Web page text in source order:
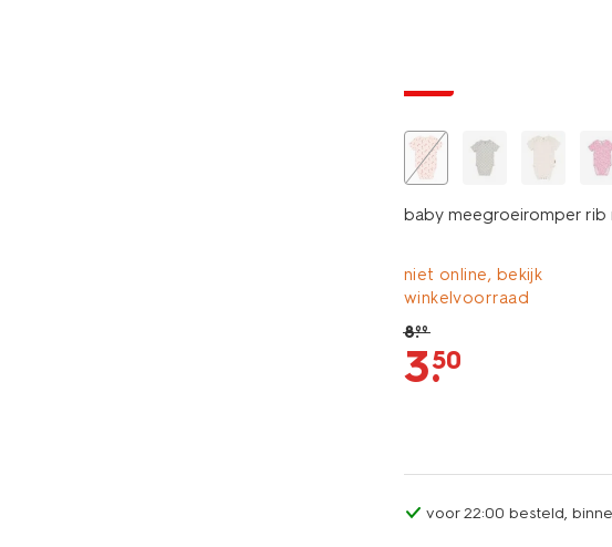
baby meegroeiromper rib
niet online, bekijk
winkelvoorraad
8.99
3.
50
voor 22:00 besteld,